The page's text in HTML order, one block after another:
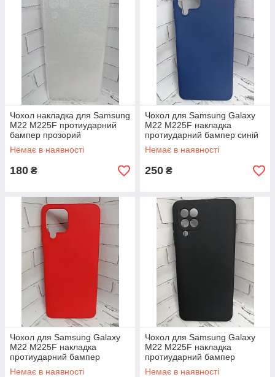
Чохол накладка для Samsung
M22 M225F протиударний
бампер прозорий
Немає в наявності
180 ₴
Чохол для Samsung Galaxy
M22 M225F накладка
протиударний бампер синій
Немає в наявності
250 ₴
Чохол для Samsung Galaxy
M22 M225F накладка
протиударний бампер
червоний
Немає в наявності
Чохол для Samsung Galaxy
M22 M225F накладка
протиударний бампер
чорний
Немає в наявності